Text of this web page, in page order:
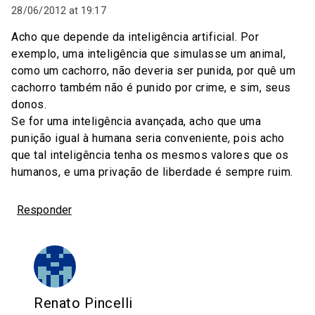
28/06/2012 at 19:17
Acho que depende da inteligência artificial. Por
exemplo, uma inteligência que simulasse um animal,
como um cachorro, não deveria ser punida, por quê um
cachorro também não é punido por crime, e sim, seus
donos.
Se for uma inteligência avançada, acho que uma
punição igual à humana seria conveniente, pois acho
que tal inteligência tenha os mesmos valores que os
humanos, e uma privação de liberdade é sempre ruim.
Responder
Renato Pincelli